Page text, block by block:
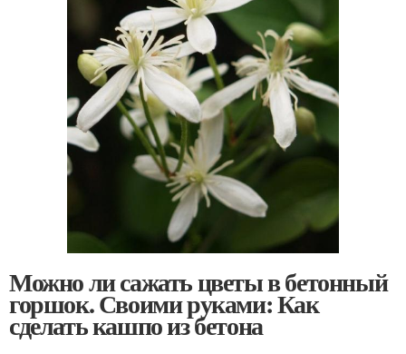
Можно ли сажать цветы в бетонный
горшок. Своими руками: Как
сделать кашпо из бетона